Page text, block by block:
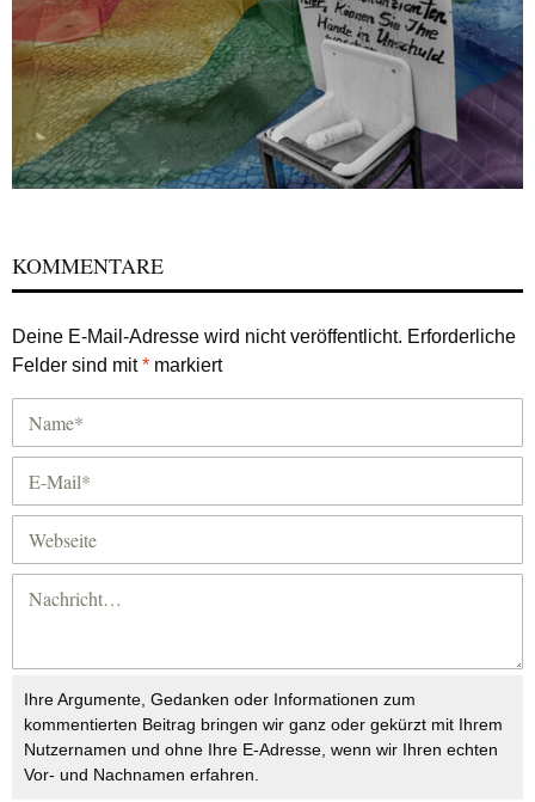
KOMMENTARE
Deine E-Mail-Adresse wird nicht veröffentlicht. Erforderliche
Felder sind mit* markiert
Ihre Argumente, Gedanken oder Informationen zum
kommentierten Beitrag bringen wir ganz oder gekürzt mit Ihrem
Nutzernamen und ohne Ihre E-Adresse, wenn wir Ihren echten
Vor- und Nachnamen erfahren.